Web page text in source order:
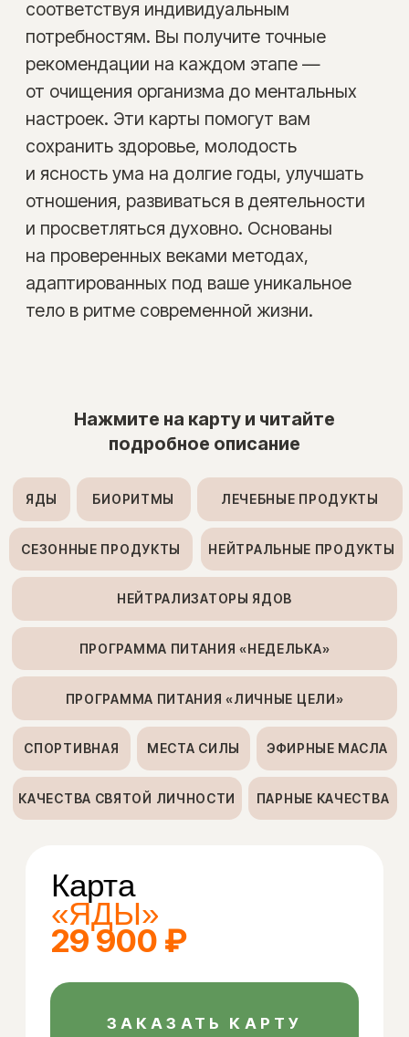
Нажмите на карту и читайте
подробное описание
ЯДЫ БИОРИТМЫ ЛЕЧЕБНЫЕ ПРОДУКТЫ
СЕЗОННЫЕ ПРОДУКТЫ
НЕЙТРАЛИЗАТОРЫ ЯДОВ
ПРОГРАММА ПИТАНИЯ «ЛИЧНЫЕ ЦЕЛИ»
СПОРТИВНАЯ МЕСТА СИЛЫ ЭФИРНЫЕ МАСЛА
НЕЙТРАЛЬНЫЕ ПРОДУКТЫ
ядов — мой приоритет
Очищение тела и ума
от накопленных ядов: первый
шаг к обновлению
Вы наверняка знаете, что в течение
токсинов, которые проникают в ваш
организм из окружающей среды,
воздуха и воды. Но есть и другой
вид ядов, которые накапливает ваш
организм, — это неподходящие
продукты питания. Когда
вы употребляете такую пищу, она